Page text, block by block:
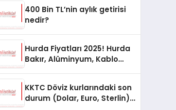
400 Bin TL’nin aylık getirisi
nedir?
Hurda Fiyatları 2025! Hurda
Bakır, Alüminyum, Kablo
KKTC Döviz kurlarındaki son
durum (Dolar, Euro, Sterlin)